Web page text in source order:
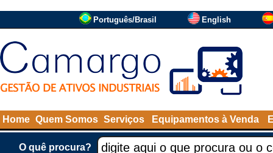
Português/Brasil English
Home Quem Somos Serviços Equipamentos à Venda
O quê procura?